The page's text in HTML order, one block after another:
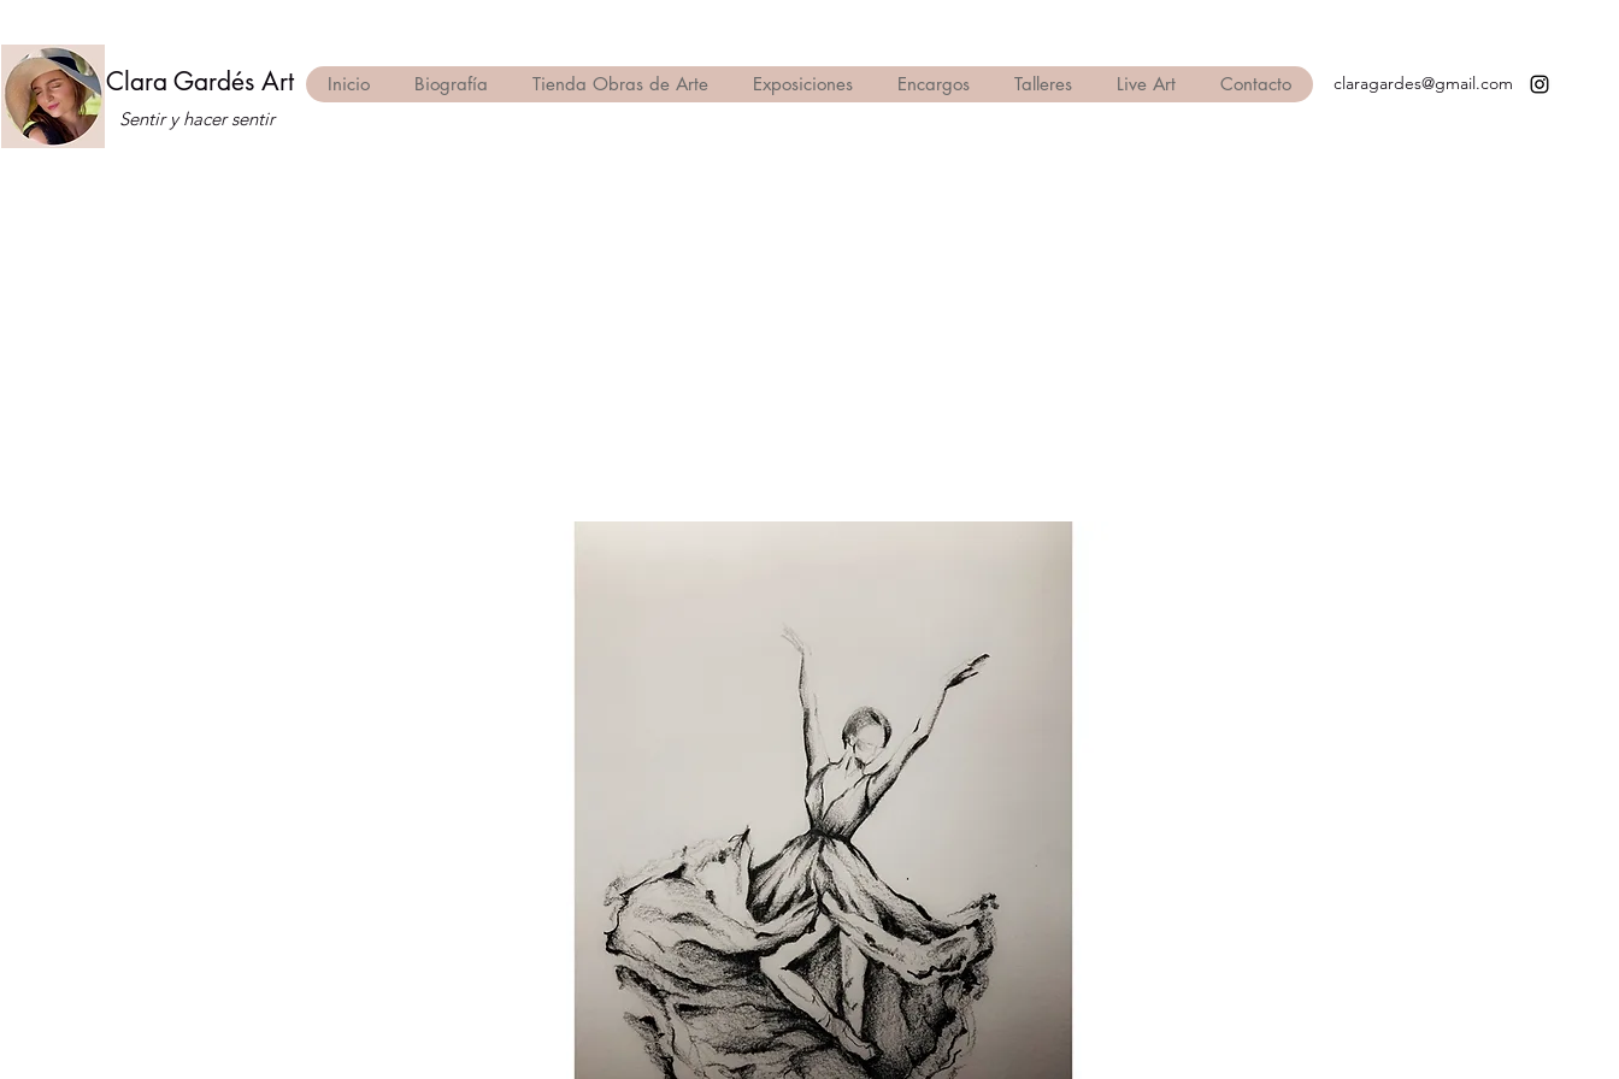
Inicio Biografía Tienda Obras de Arte Exposiciones Encargos Talleres Live Art Contacto
Clara Gardés Art
Sentir y hacer sentir
claragardes@gmail.com